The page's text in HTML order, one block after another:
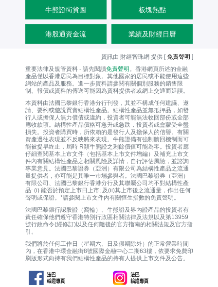
牛熊證街貨圖 板塊熱點
港股通資金流 業績及財經日曆
資訊由 財經智珠網 提供 [免責聲明 ]
重要法律及規管資料 - 請先閱讀免責聲明 。香港網頁所述的金融
產品僅以香港居民為目標對象。其他國家的居民或不能使用這些
網站的產品及服務。進一步資料請參閱有關個別服務的銷售限
制。報價或資料的傳送可能因為資料提供者或網上交通而延誤。
本資料由法國巴黎銀行香港分行刊發，其並不構成任何建議、邀
請、要約或遊說買賣結構性產品。結構性產品並無抵押品，如發
行人或擔保人無力償債或違約，投資者可能無法收回部份或全部
應收款項。結構性產品價格可急升或急跌，投資者或會蒙受全盤
損失。投資者購買時，所依賴的是發行人及擔保人的信譽。有關
資產過往表現並不反映將來表現。牛熊證備有強制贖回機制而可
能被提早終止，屆時 R類牛熊證之剩餘價值可能為零。投資者應
仔細查閱基本上市文件（包括基本上市文件增編）及補充上市文
件內有關結構性產品之相關風險及詳情，自行評估風險，並諮詢
專業意見。法國巴黎證券（亞洲）有限公司為結構性產品之流通
量提供者，亦可能是其唯一巿場參與者。法國巴黎證券（亞洲）
有限公司、法國巴黎銀行香港分行及其聯屬公司均不對結構性產
品: (i) 能否於預定上市日上市; 及(ii)其上市後之流通量，作出任何
聲明或保證。*請參閱上市文件內有關恒生指數的免責聲明。
法國巴黎銀行認股證（窩輪）、牛熊證及界內證產品的投資者有
責任確保他們遵守香港特別行政區相關法律及法規以及第13959
號行政命令(經修訂)以及任何隨後的官方指南的相關法規及官方指
引。
我們將於任何工作日（星期六、日及假期除外）的正常營業時間
內，在香港中環金融街8號國際金融中心二期63樓，依要求免費印
刷版形式向持有我們結構性產品的持有人提供上市文件及公告。